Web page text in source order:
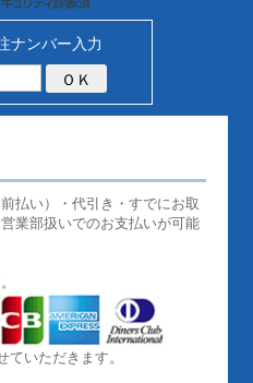
ナンバー入力
払い）・代引き・すでにお取
業部扱いでのお支払いが可能
いただきます。